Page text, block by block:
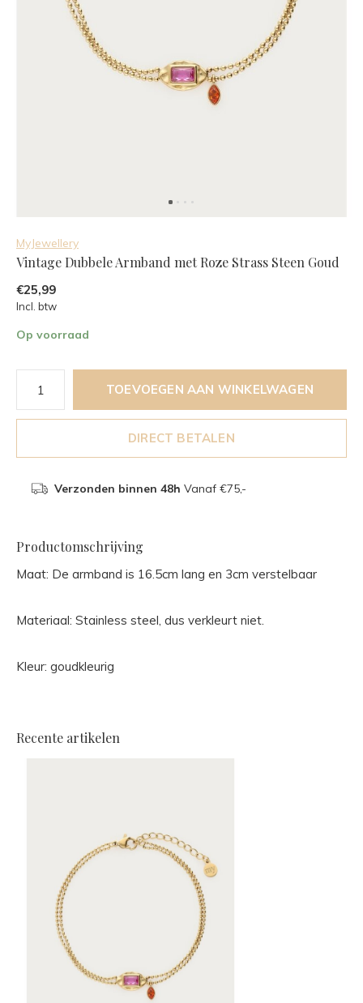
MyJewellery
Vintage Dubbele Armband met Roze Strass Steen Goud
€25,99
Incl. btw
Op voorraad
TOEVOEGEN AAN WINKELWAGEN
DIRECT BETALEN
Verzonden binnen 48h Vanaf €75,-
Productomschrijving
Maat: De armband is 16.5cm lang en 3cm verstelbaar
Materiaal: Stainless steel, dus verkleurt niet.
Kleur: goudkleurig
Recente artikelen